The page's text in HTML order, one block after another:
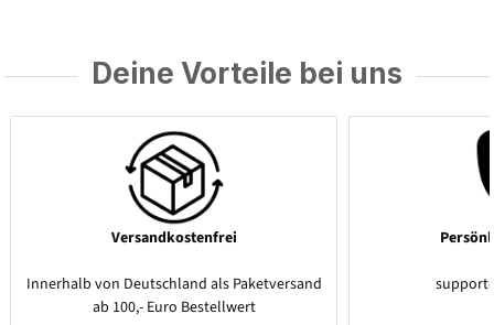
Deine Vorteile bei uns
Versandkostenfrei
Innerhalb von Deutschland als Paketversand
ab 100,- Euro Bestellwert